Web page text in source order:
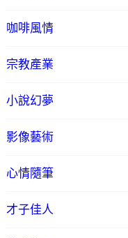
咖啡風情
宗教產業
小說幻夢
影像藝術
心情隨筆
才子佳人